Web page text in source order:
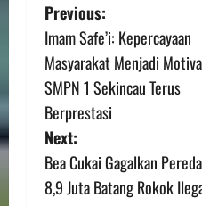
Previous:
Imam Safe’i: Kepercayaan
Masyarakat Menjadi
SMPN 1 Sekincau Terus
Berprestasi
Next:
Bea Cukai Gagalkan
8,9 Juta Batang Rokok